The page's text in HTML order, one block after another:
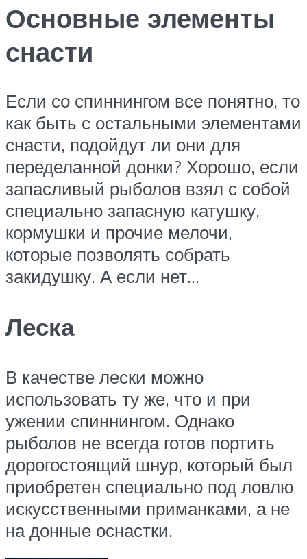
Основные элементы
снасти
Если со спиннингом все понятно, то
как быть с остальными элементами
снасти, подойдут ли они для
переделанной донки? Хорошо, если
запасливый рыболов взял с собой
специально запасную катушку,
кормушки и прочие мелочи,
которые позволять собрать
закидушку. А если нет…
Леска
В качестве лески можно
использовать ту же, что и при
ужении спиннингом. Однако
рыболов не всегда готов портить
дорогостоящий шнур, который был
приобретен специально под ловлю
искусственными приманками, а не
на донные оснастки.